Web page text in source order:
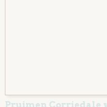
Pruimen Corriedale